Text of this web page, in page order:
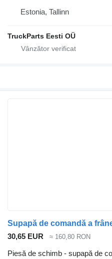
Estonia, Tallinn
TruckParts Eesti OÜ
30,65 EUR ≈ 160,80 RON
Piesă de schimb - supapă de